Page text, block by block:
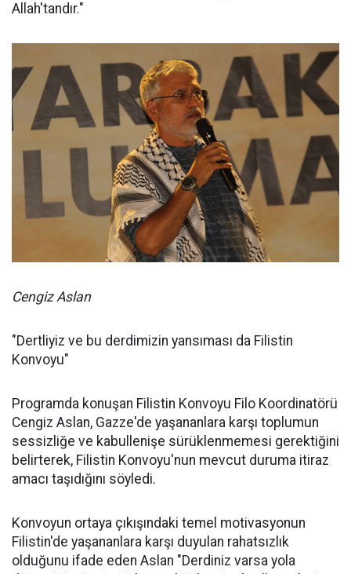
Allah'tandır."
Cengiz Aslan
"Dertliyiz ve bu derdimizin yansıması da Filistin
Konvoyu"
Programda konuşan Filistin Konvoyu Filo Koordinatörü
Cengiz Aslan, Gazze'de yaşananlara karşı toplumun
sessizliğe ve kabullenişe sürüklenmemesi gerektiğini
belirterek, Filistin Konvoyu'nun mevcut duruma itiraz
amacı taşıdığını söyledi.
Konvoyun ortaya çıkışındaki temel motivasyonun
Filistin'de yaşananlara karşı duyulan rahatsızlık
olduğunu ifade eden Aslan "Derdiniz varsa yola